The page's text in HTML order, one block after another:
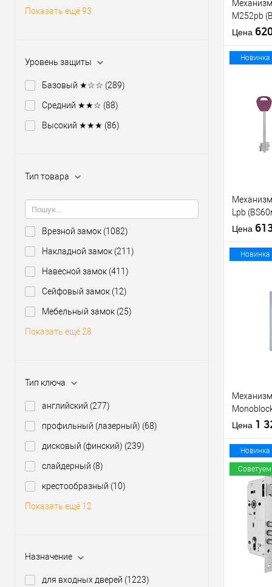
Показать ещё 93
Уровень защиты
Базовый ★☆☆ (289)
Средний ★★☆ (88)
Высокий ★★★ (86)
Тип товара
Врезной замок (1082)
Накладной замок (211)
Навесной замок (411)
Сейфовый замок (12)
Мебельный замок (25)
Показать ещё 28
Тип ключа
английский (277)
профильный (лазерный) (68)
дисковый (финский) (239)
слайдерный (8)
крестообразный (10)
Показать ещё 12
Назначение
для входных дверей (1223)
M252pb
никель
Цена
В
Материал
Межосевое
Новинка
Lpb
5 ключей
Цена
В
Материал
Страна
Статус (гурт)
Новинка
матовый
Цена 1
Купить
клик
В
Новинка
Советуем